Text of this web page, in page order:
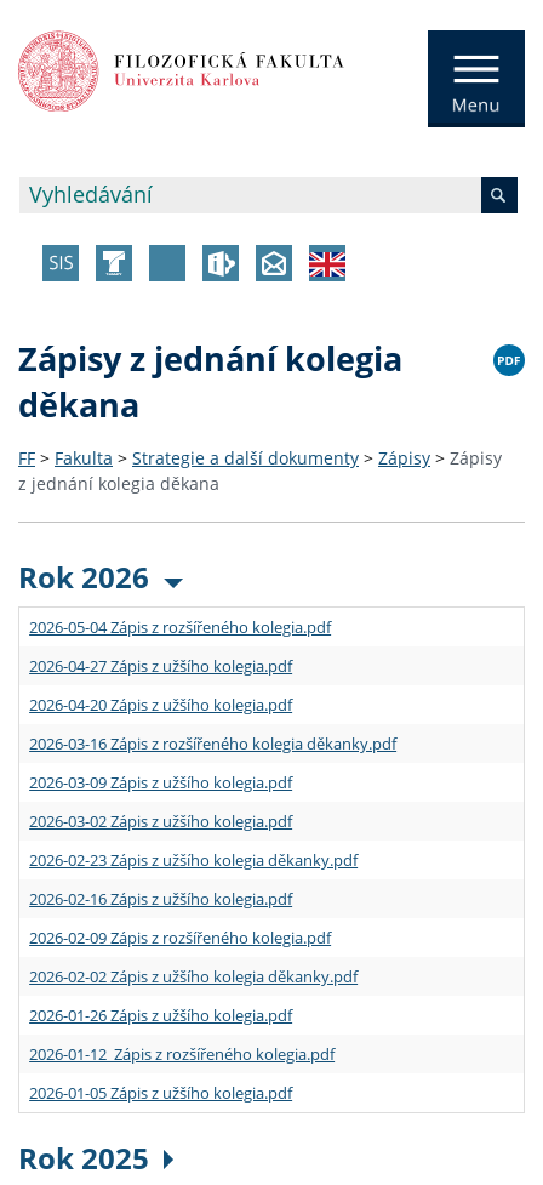
Zápisy z jednání kolegia
děkana
FF > Fakulta > Strategie a další dokumenty > Zápisy > Zápisy
z jednání kolegia děkana
Rok 2026
2026-05-04 Zápis z rozšířeného kolegia.pdf
2026-04-27 Zápis z užšího kolegia.pdf
2026-04-20 Zápis z užšího kolegia.pdf
2026-03-16 Zápis z rozšířeného kolegia děkanky.pdf
2026-03-09 Zápis z užšího kolegia.pdf
2026-03-02 Zápis z užšího kolegia.pdf
2026-02-23 Zápis z užšího kolegia děkanky.pdf
2026-02-16 Zápis z užšího kolegia.pdf
2026-02-09 Zápis z rozšířeného kolegia.pdf
2026-02-02 Zápis z užšího kolegia děkanky.pdf
2026-01-26 Zápis z užšího kolegia.pdf
2026-01-12 Zápis z rozšířeného kolegia.pdf
2026-01-05 Zápis z užšího kolegia.pdf
Rok 2025